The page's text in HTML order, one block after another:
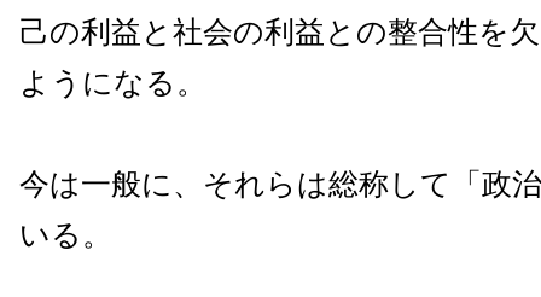
己の利益と社会の利益との整合性を
ようになる。
今は一般に、それらは総称して「政
いる。